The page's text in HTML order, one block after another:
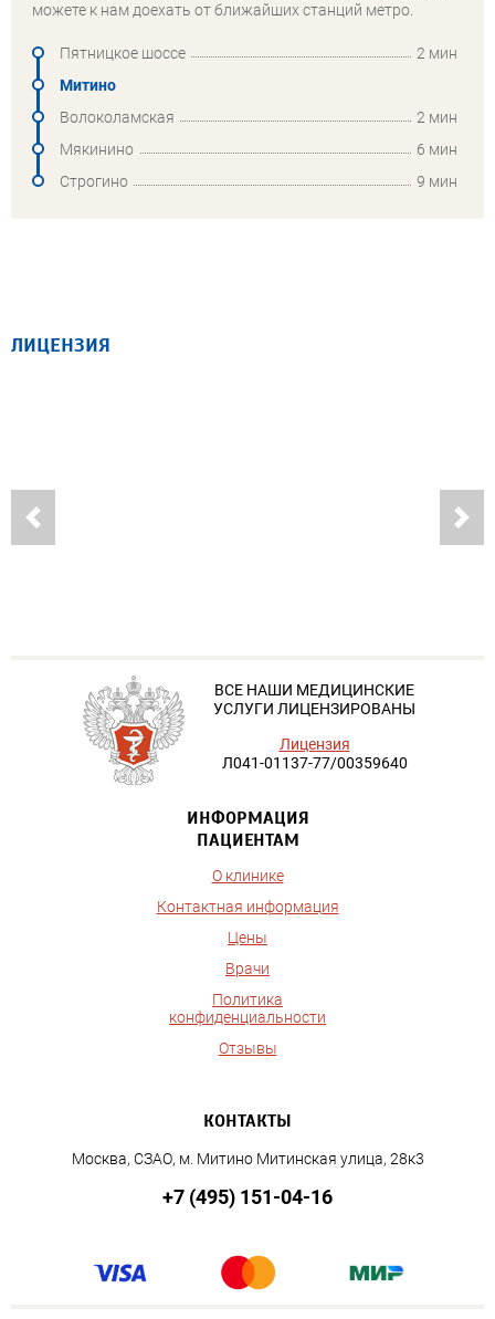
можете к нам доехать от ближайших станций метро.
Пятницкое шоссе
2 мин
Митино
Волоколамская
2 мин
Мякинино
6 мин
Строгино
9 мин
ЛИЦЕНЗИЯ
ВСЕ НАШИ МЕДИЦИНСКИЕ
УСЛУГИ ЛИЦЕНЗИРОВАНЫ
Лицензия
Л041-01137-77/00359640
ИНФОРМАЦИЯ
ПАЦИЕНТАМ
О клинике
Контактная информация
Цены
Врачи
Политика
конфиденциальности
Отзывы
КОНТАКТЫ
Москва, СЗАО, м. Митино Митинская улица, 28к3
+7 (495) 151-04-16